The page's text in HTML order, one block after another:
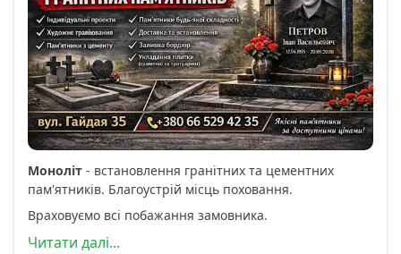
Моноліт - встановлення гранітних та цементних
пам'ятників. Благоустрій місць поховання.
Враховуємо всі побажання замовника.
Читати далі...